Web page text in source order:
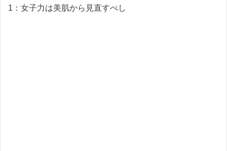
1：女子力は美肌から見直すべし